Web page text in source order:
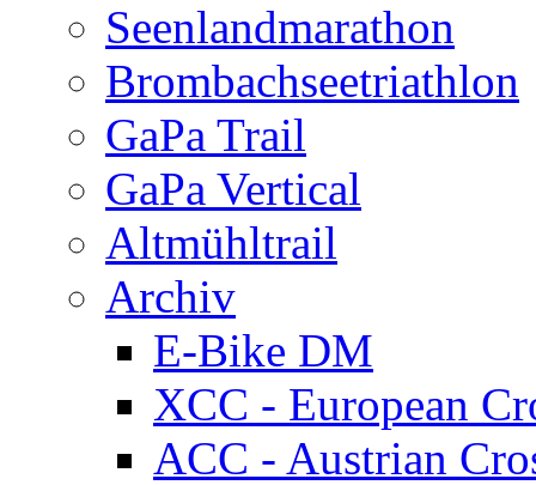
Seenlandmarathon
Brombachseetriathlon
GaPa Trail
GaPa Vertical
Altmühltrail
Archiv
E-Bike DM
XCC - European
ACC - Austrian